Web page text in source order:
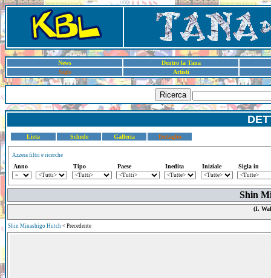
News
Dentro la Tana
Sigle
Artisti
Ricerca
Lista Schede Galleria Dettaglio
Azzera filtri e ricerche
Anno Tipo Paese Inedita Iniziale Sigla in
Shin
(I.
Shin Minashigo Hutch < Precedente